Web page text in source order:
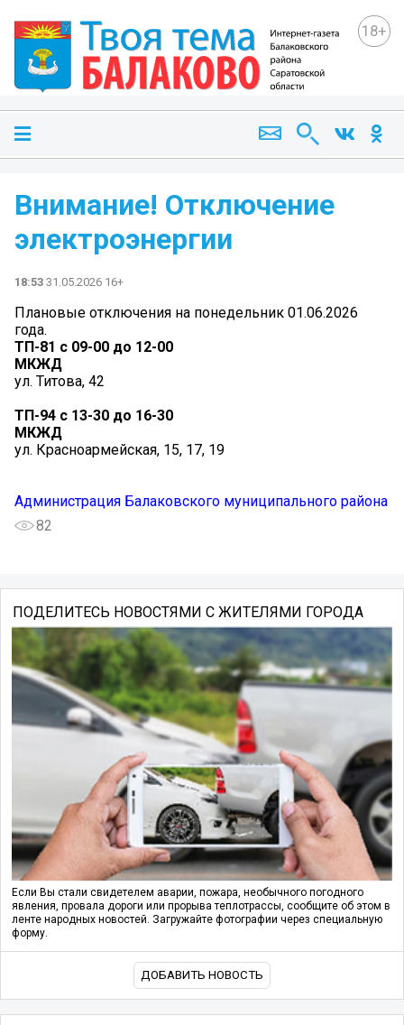
18+
Внимание! Отключение
электроэнергии
18:53 31.05.2026 16+
Плановые отключения на понедельник 01.06.2026
года.
ТП-81 с 09-00 до 12-00
МКЖД
ул. Титова, 42
ТП-94 с 13-30 до 16-30
МКЖД
ул. Красноармейская, 15, 17, 19
Администрация Балаковского муниципального района
82
ПОДЕЛИТЕСЬ НОВОСТЯМИ С ЖИТЕЛЯМИ ГОРОДА
Если Вы стали свидетелем аварии, пожара, необычного погодного
явления, провала дороги или прорыва теплотрассы, сообщите об этом в
ленте народных новостей. Загружайте фотографии через специальную
форму.
ДОБАВИТЬ НОВОСТЬ